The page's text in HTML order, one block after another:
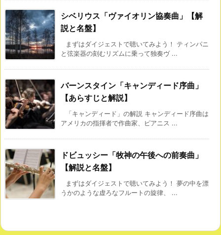
シベリウス「ヴァイオリン協奏曲」【解
説と名盤】
まずはダイジェストで聴いてみよう！ ティンパニ
と弦楽器の刻むリズムに乗って独奏ヴ ...
バーンスタイン「キャンディード序曲」
【あらすじと解説】
「キャンディード」の解説 キャンディード序曲は
アメリカの指揮者で作曲家、ピアニス ...
ドビュッシー「牧神の午後への前奏曲」
【解説と名盤】
まずはダイジェストで聴いてみよう！ 夢の中を漂
うかのような虚ろなフルートの旋律、 ...